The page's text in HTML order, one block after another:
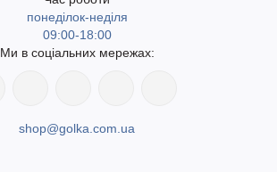
понеділок-неділя
09:00-18:00
Ми в соціальних мережах:
shop@golka.com.ua